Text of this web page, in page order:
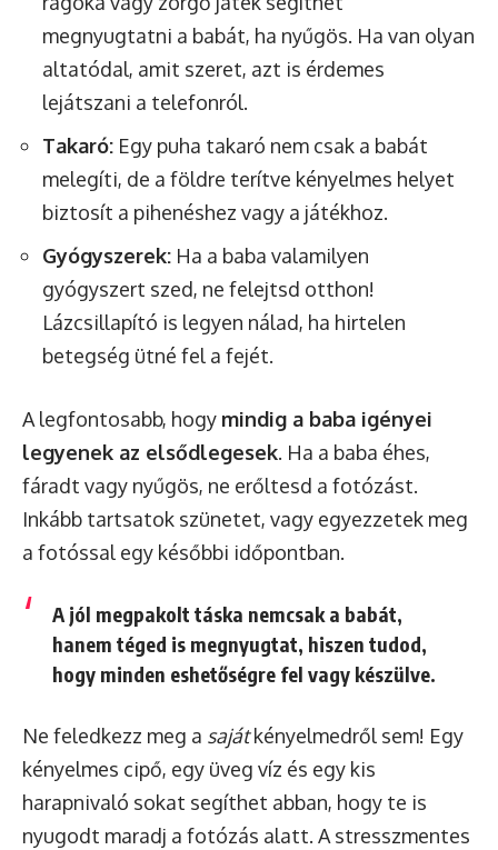
megnyugtatni a babát, ha nyűgös. Ha van olyan
altatódal, amit szeret, azt is érdemes
lejátszani a telefonról.
Takaró: Egy puha takaró nem csak a babát
melegíti, de a földre terítve kényelmes helyet
biztosít a pihenéshez vagy a játékhoz.
Gyógyszerek: Ha a baba valamilyen
gyógyszert szed, ne felejtsd otthon!
Lázcsillapító is legyen nálad, ha hirtelen
betegség ütné fel a fejét.
A legfontosabb, hogy mindig a baba igényei
legyenek az elsődlegesek. Ha a baba éhes,
fáradt vagy nyűgös, ne erőltesd a fotózást.
Inkább tartsatok szünetet, vagy egyezzetek meg
a fotóssal egy későbbi időpontban.
A jól megpakolt táska nemcsak a babát,
hanem téged is megnyugtat, hiszen tudod,
hogy minden eshetőségre fel vagy készülve.
Ne feledkezz meg a sajátkényelmedről sem! Egy
kényelmes cipő, egy üveg víz és egy kis
harapnivaló sokat segíthet abban, hogy te is
nyugodt maradj a fotózás alatt. A stresszmentes